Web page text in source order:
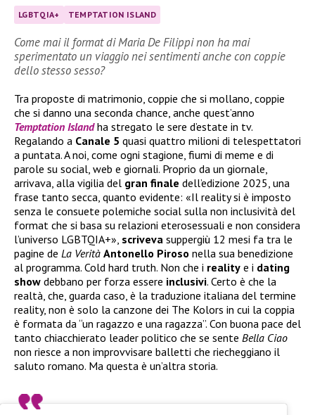
LGBTQIA+ TEMPTATION ISLAND
Come mai il format di Maria De Filippi non ha mai
sperimentato un viaggio nei sentimenti anche con coppie
dello stesso sesso?
Tra proposte di matrimonio, coppie che si mollano, coppie
che si danno una seconda chance, anche quest’anno
Temptation Islandha stregato le sere d’estate in tv.
Regalando a Canale 5 quasi quattro milioni di telespettatori
a puntata. A noi, come ogni stagione, fiumi di meme e di
parole su social, web e giornali. Proprio da un giornale,
arrivava, alla vigilia del gran finale dell’edizione 2025, una
frase tanto secca, quanto evidente: «Il reality si è imposto
senza le consuete polemiche social sulla non inclusività del
format che si basa su relazioni eterosessuali e non considera
l’universo LGBTQIA+», scriveva suppergiù 12 mesi fa tra le
pagine de La Verità Antonello Piroso nella sua benedizione
al programma. Cold hard truth. Non che i reality e i dating
show debbano per forza essere inclusivi. Certo è che la
realtà, che, guarda caso, è la traduzione italiana del termine
reality, non è solo la canzone dei The Kolors in cui la coppia
è formata da “un ragazzo e una ragazza”. Con buona pace del
tanto chiacchierato leader politico che se sente Bella Ciao
non riesce a non improvvisare balletti che riecheggiano il
saluto romano. Ma questa è un’altra storia.